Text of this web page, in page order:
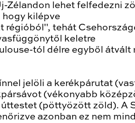
Zélandon lehet felfedezni
hogy kilépve
régióból", tehát
keletre
tól délre egyből átvált
jelöli a kerékpárutat
(vékonyabb
úttestet (pöttyözött zöld). A
azonban ez nem